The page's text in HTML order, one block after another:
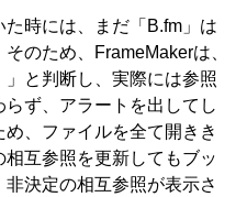
た時には、まだ「B.fm」は
のため、FrameMakerは、
」と判断し、実際には参照
ず、アラートを出してし
め、ファイルを全て開きき
相互参照を更新してもブッ
決定の相互参照が表示さ